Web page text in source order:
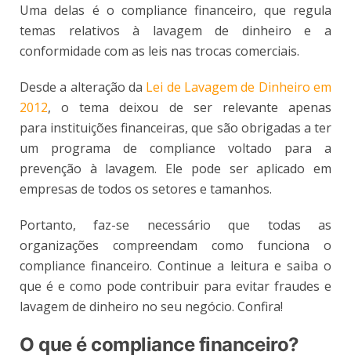
Uma delas é o compliance financeiro, que regula
temas relativos à lavagem de dinheiro e a
conformidade com as leis nas trocas comerciais.
Desde a alteração da Lei de Lavagem de Dinheiro em
2012, o tema deixou de ser relevante apenas
para instituições financeiras, que são obrigadas a ter
um programa de compliance voltado para a
prevenção à lavagem. Ele pode ser aplicado em
empresas de todos os setores e tamanhos.
Portanto, faz-se necessário que todas as
organizações compreendam como funciona o
compliance financeiro. Continue a leitura e saiba o
que é e como pode contribuir para evitar fraudes e
lavagem de dinheiro no seu negócio. Confira!
O que é compliance financeiro?